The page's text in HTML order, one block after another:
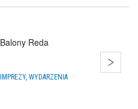
Balony Reda
IMPREZY, WYDARZENIA